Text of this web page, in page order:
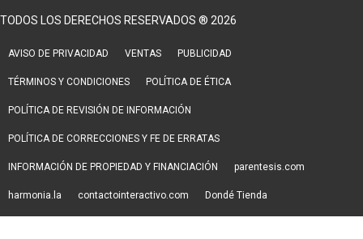
TODOS LOS DERECHOS RESERVADOS ® 2026
AVISO DE PRIVACIDAD VENTAS PUBLICIDAD
TÉRMINOS Y CONDICIONES POLÍTICA DE ÉTICA
POLÍTICA DE REVISIÓN DE INFORMACIÓN
POLÍTICA DE CORRECCIONES Y FE DE ERRATAS
INFORMACIÓN DE PROPIEDAD Y FINANCIACIÓN parentesis.com
harmonia.la contactointeractivo.com Dondé Tienda